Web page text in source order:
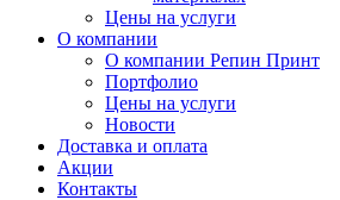
Цены на услуги
О компании
О компании Репин Принт
Портфолио
Цены на услуги
Новости
Доставка и оплата
Акции
Контакты